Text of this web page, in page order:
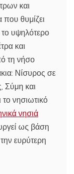
και
θυμίζει
υψηλότερο
και
τη νήσο
Νίσυρος σε
Σύμη και
νησιωτικό
νησιά
ως βάση
ευρύτερη